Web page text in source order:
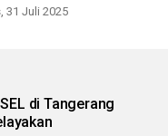
31 Juli 2025
di Tangerang